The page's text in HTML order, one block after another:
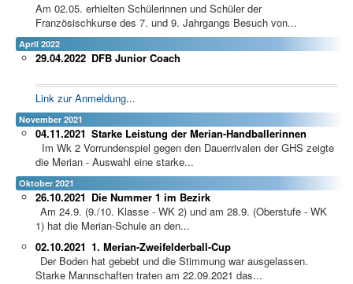
Am 02.05. erhielten Schülerinnen und Schüler der
Französischkurse des 7. und 9. Jahrgangs Besuch von...
April 2022
DFB Junior Coach
29.04.2022
Link zur Anmeldung...
November 2021
Starke Leistung der Merian-Handballerinnen
04.11.2021
Im Wk 2 Vorrundenspiel gegen den Dauerrivalen der GHS zeigte
die Merian - Auswahl eine starke...
Oktober 2021
Die Nummer 1 im Bezirk
26.10.2021
Am 24.9. (9./10. Klasse - WK 2) und am 28.9. (Oberstufe - WK
1) hat die Merian-Schule an den...
1. Merian-Zweifelderball-Cup
02.10.2021
Der Boden hat gebebt und die Stimmung war ausgelassen.
Starke Mannschaften traten am 22.09.2021 das...